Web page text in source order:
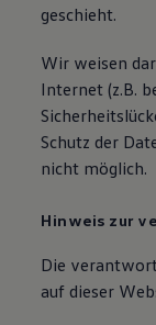
geschieht.
Wir weisen
Internet (z.B.
Schutz der
nicht möglich.
Hinweis zur
Die
auf dieser